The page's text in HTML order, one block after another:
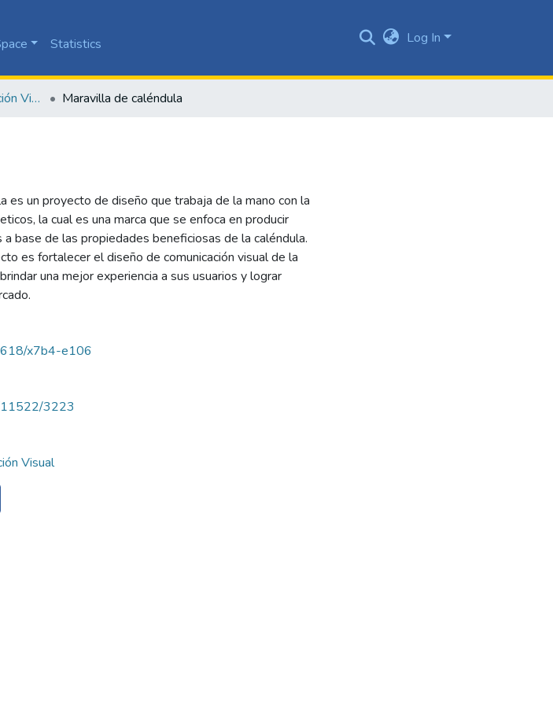
Statistics Log In
Diseño de Comunicación Visual Maravilla de caléndula
es un proyecto de diseño que trabaja de la mano con la
la cual es una marca que se enfoca en producir
base de las propiedades beneficiosas de la caléndula.
es fortalecer el diseño de comunicación visual de la
una mejor experiencia a sus usuarios y lograr
x7b4-e106
11522/3223
Visual